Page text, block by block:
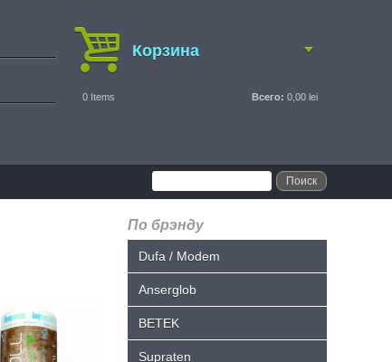
Корзина
0 Items Всего: 0,00 lei
По брэнду
Dufa / Modem
Anserglob
BETEK
Supraten